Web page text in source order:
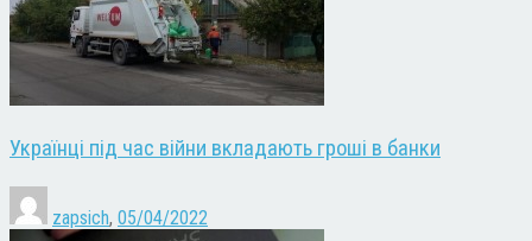
Українці під час війни вкладають гроші в банки
zapsich, 05/04/2022